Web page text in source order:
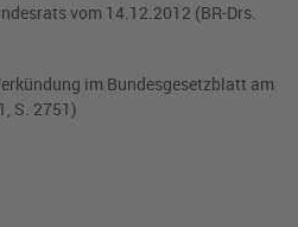
vom 14.12.2012 (BR-Drs.
im Bundesgesetzblatt am
S. 2751)